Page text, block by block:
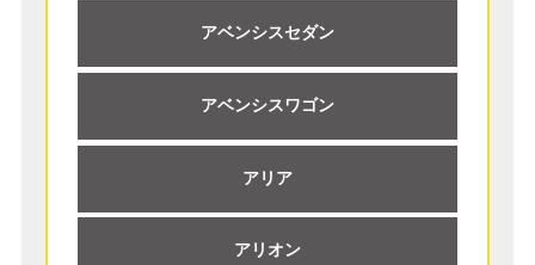
アベンシスセダン
アベンシスワゴン
アリア
アリオン